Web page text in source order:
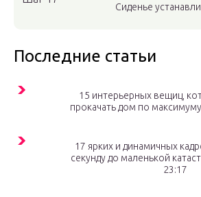
Сиденье
Последние статьи
15 интерьерных вещиц,
прокачать дом по
17 ярких и динамичных
секунду до маленькой
23:17